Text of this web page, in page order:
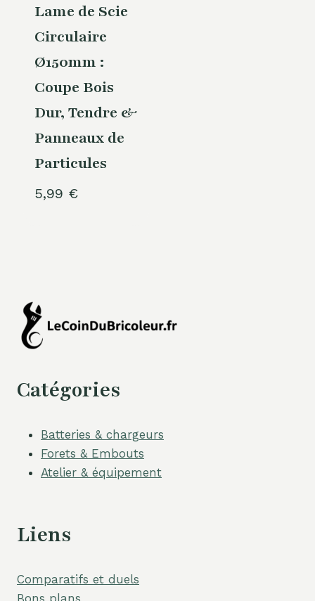
Lame de Scie
Circulaire
Ø150mm :
Coupe Bois
Dur, Tendre &
Panneaux de
Particules
5,99 €
Catégories
Batteries & chargeurs
Forets & Embouts
Atelier & équipement
Liens
Comparatifs et duels